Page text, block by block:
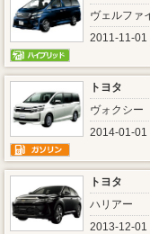
ヴェルファ
2011-11-01
トヨタ
ヴォクシー
2014-01-01
トヨタ
ハリアー
2013-12-01